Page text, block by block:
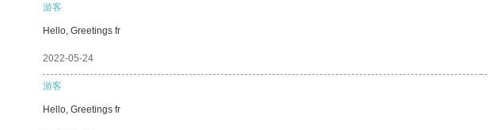
游客
Hello, Greetings fr
2022-05-24
游客
Hello, Greetings fr